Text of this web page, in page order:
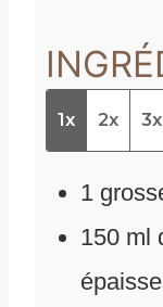
1x 2x 3x
1
150 ml
épaisse